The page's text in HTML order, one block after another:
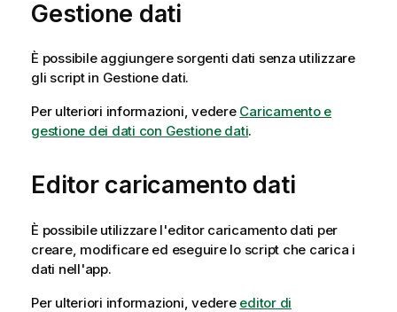
Gestione dati
È possibile aggiungere sorgenti dati senza utilizzare
gli script in Gestione dati.
Per ulteriori informazioni, vedere Caricamento e
gestione dei dati con Gestione dati.
Editor caricamento dati
È possibile utilizzare l'editor caricamento dati per
creare, modificare ed eseguire lo script che carica i
dati nell'app.
Per ulteriori informazioni, vedere editor di